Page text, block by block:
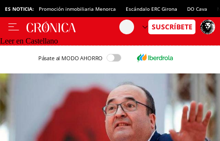
ES NOTICIA: Promoción inmobiliaria Menorca Escándalo ERC Girona DO Cava
Leer en Castellano
Pásate al MODO AHORRO